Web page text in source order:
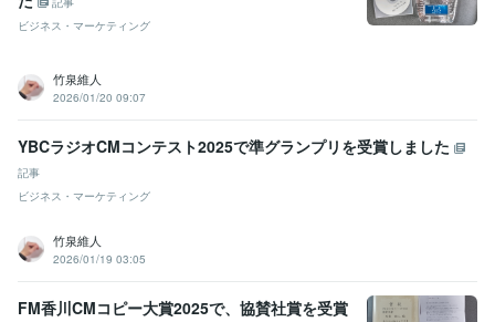
ビジネス・マーケティング
竹泉維人
2026/01/20 09:07
YBCラジオCMコンテスト2025で準グランプリを受賞しました
記事
ビジネス・マーケティング
竹泉維人
2026/01/19 03:05
FM香川CMコピー大賞2025で、協賛社賞を受賞